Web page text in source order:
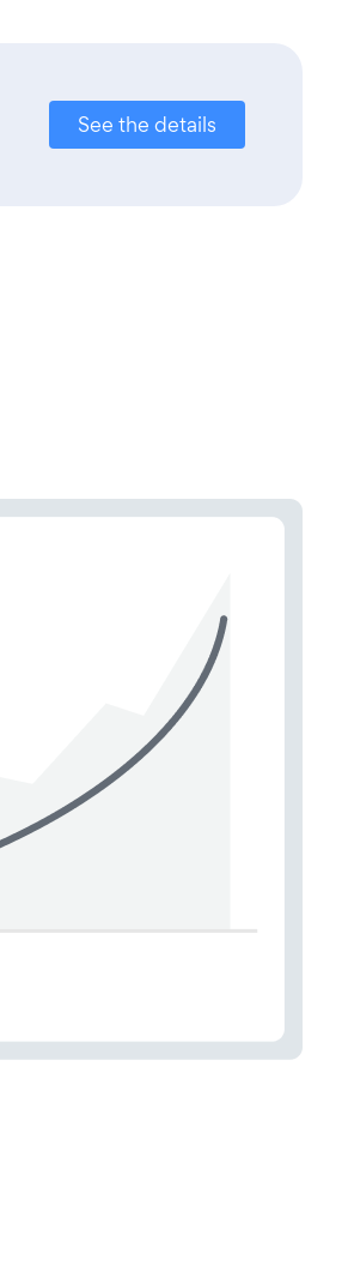
See the details